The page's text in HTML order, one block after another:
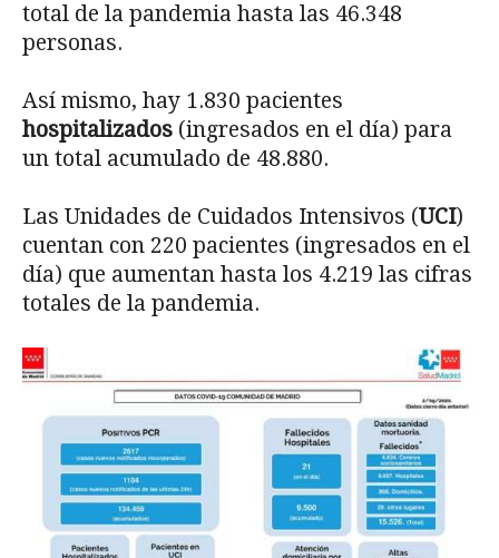
total de la pandemia hasta las 46.348
personas.
Así mismo, hay 1.830 pacientes
hospitalizados (ingresados en el día) para
un total acumulado de 48.880.
Las Unidades de Cuidados Intensivos (UCI)
cuentan con 220 pacientes (ingresados en el
día) que aumentan hasta los 4.219 las cifras
totales de la pandemia.